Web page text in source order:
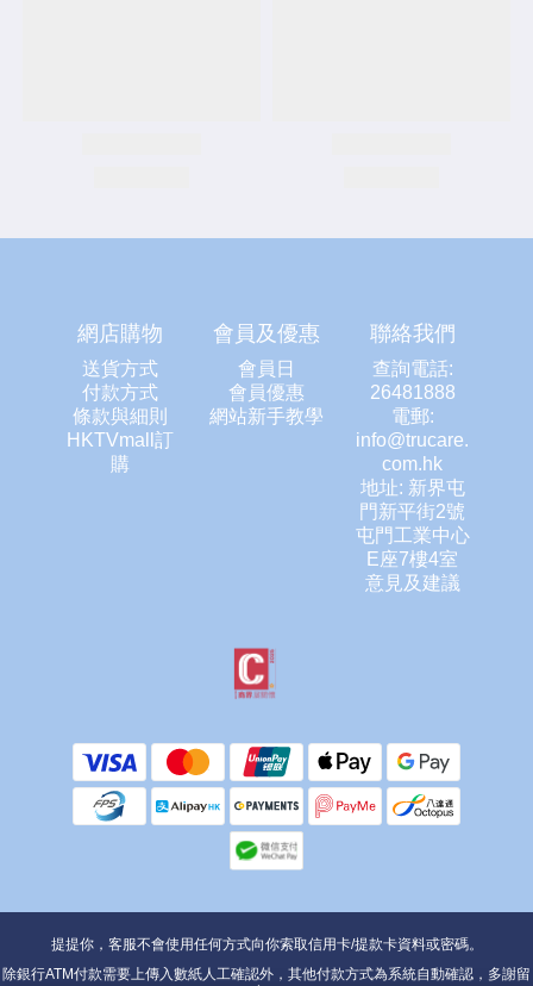
網店購物
送貨方式
付款方式
條款與細則
HKTVmall訂
購
會員及優惠
會員日
會員優惠
網站新手教學
聯絡我們
查詢電話:
26481888
電郵:
info@trucare.
com.hk
地址: 新界屯
門新平街2號
屯門工業中心
E座7樓4室
意見及建議
提提你，客服不會使用任何方式向你索取信用卡/提款卡資料或密碼。
除銀行ATM付款需要上傳入數紙人工確認外，其他付款方式為系統自動確認，多謝留